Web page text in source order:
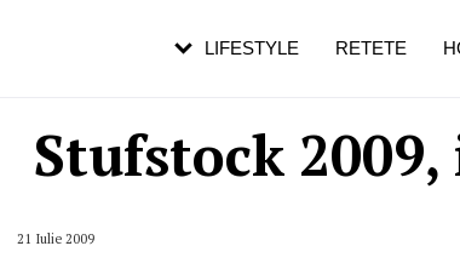
Stufstock
21 Iulie 2009
LIFESTYLE RETETE
pe